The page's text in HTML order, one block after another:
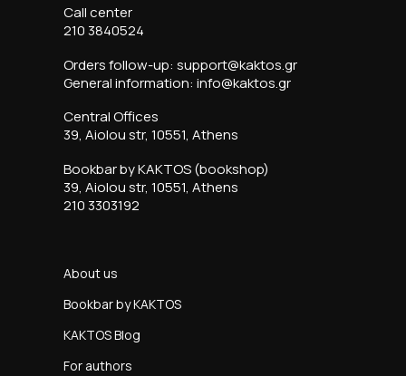
Call center
210 3840524
Orders follow-up: support@kaktos.gr
General information: info@kaktos.gr
Central Offices
39, Aiolou str, 10551, Athens
Bookbar by KAKTOS (bookshop)
39, Aiolou str, 10551, Athens
210 3303192
About us
Bookbar by KAKTOS
KAKTOS Blog
For authors